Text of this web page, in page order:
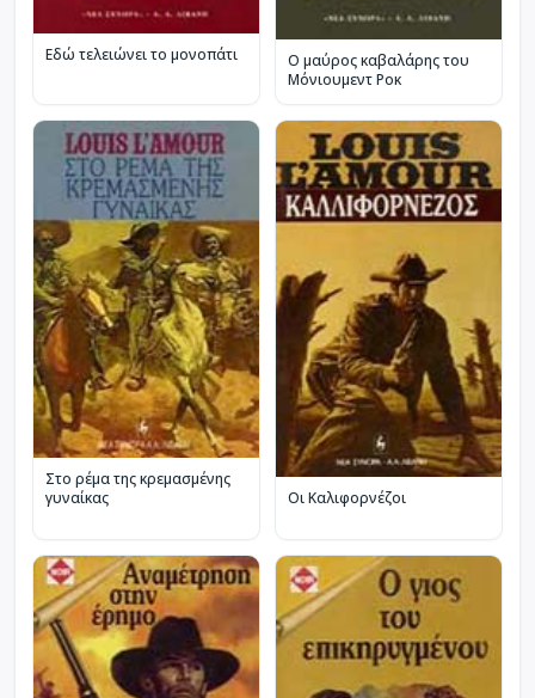
Εδώ τελειώνει το μονοπάτι
Ο μαύρος καβαλάρης του
Μόνιουμεντ Ροκ
Στο ρέμα της κρεμασμένης
γυναίκας
Οι Καλιφορνέζοι